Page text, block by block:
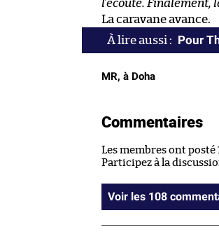
l’écoute. Finalement,
La caravane avance.
Pour
MR, à Doha
Commentaires
Les membres ont
Participez à la
Voir les 108